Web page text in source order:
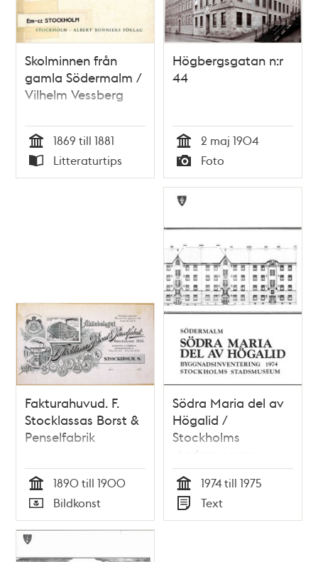
Skolminnen från
gamla Södermalm /
Vilhelm Vessberg
Tid
1869 till 1881
Typ
Litteraturtips
Högbergsgatan n:r
44
Tid
2 maj 1904
Typ
Foto
Fakturahuvud. F.
Stocklassas Borst &
Penselfabrik
Tid
1890 till 1900
Typ
Bildkonst
Södra Maria del av
Högalid /
Stockholms
stadsmuseum
Tid
1974 till 1975
Typ
Text